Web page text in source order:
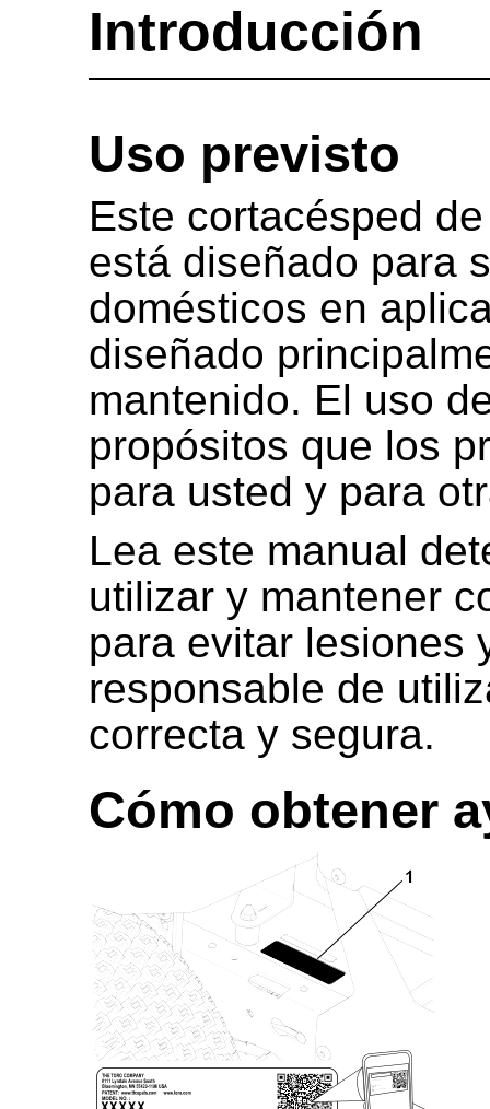
Introducción
Uso previsto
Este cortacésped
está diseñado para
domésticos en
diseñado
mantenido. El uso
propósitos que los
para usted y para
Lea este manual
utilizar y mantener
para evitar lesiones
responsable de
correcta y segura.
Cómo obtener